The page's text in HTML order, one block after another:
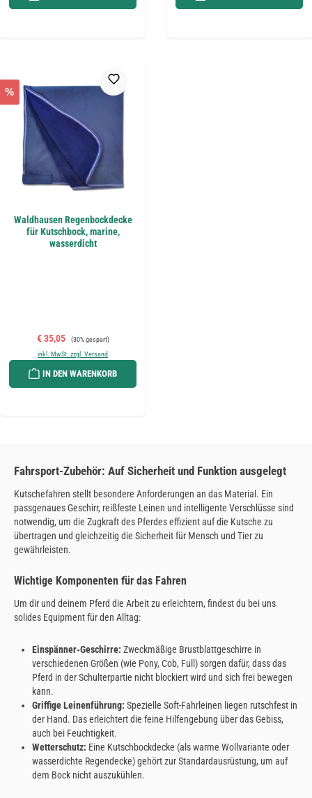
%
Waldhausen Regenbockdecke
für Kutschbock, marine,
wasserdicht
Verkaufspreis:
€ 35,05 Regulärer Preis:
(30% gespart)
inkl. MwSt. zzgl. Versand
IN DEN WARENKORB
Fahrsport-Zubehör: Auf Sicherheit und Funktion ausgelegt
Kutschefahren stellt besondere Anforderungen an das Material. Ein
passgenaues Geschirr, reißfeste Leinen und intelligente Verschlüsse sind
notwendig, um die Zugkraft des Pferdes effizient auf die Kutsche zu
übertragen und gleichzeitig die Sicherheit für Mensch und Tier zu
gewährleisten.
Wichtige Komponenten für das Fahren
Um dir und deinem Pferd die Arbeit zu erleichtern, findest du bei uns
solides Equipment für den Alltag:
Einspänner-Geschirre: Zweckmäßige Brustblattgeschirre in
verschiedenen Größen (wie Pony, Cob, Full) sorgen dafür, dass das
Pferd in der Schulterpartie nicht blockiert wird und sich frei bewegen
kann.
Griffige Leinenführung: Spezielle Soft-Fahrleinen liegen rutschfest in
der Hand. Das erleichtert die feine Hilfengebung über das Gebiss,
auch bei Feuchtigkeit.
Wetterschutz: Eine Kutschbockdecke (als warme Wollvariante oder
wasserdichte Regendecke) gehört zur Standardausrüstung, um auf
dem Bock nicht auszukühlen.